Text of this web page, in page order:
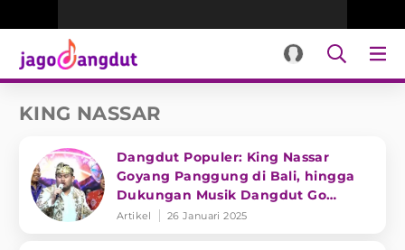
KING NASSAR
Dangdut Populer: King Nassar
Goyang Panggung di Bali, hingga
Dukungan Musik Dangdut Go
Internasional
Artikel 26 Januari 2025